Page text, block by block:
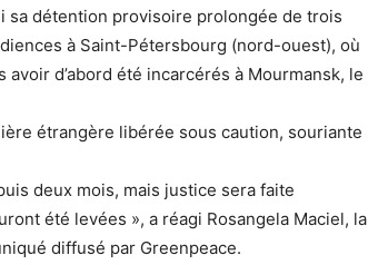
sa détention provisoire prolongée de trois
à Saint-Pétersbourg (nord-ouest), où
d’abord été incarcérés à Mourmansk, le
étrangère libérée sous caution, souriante
deux mois, mais justice sera faite
été levées », a réagi Rosangela Maciel, la
diffusé par Greenpeace.